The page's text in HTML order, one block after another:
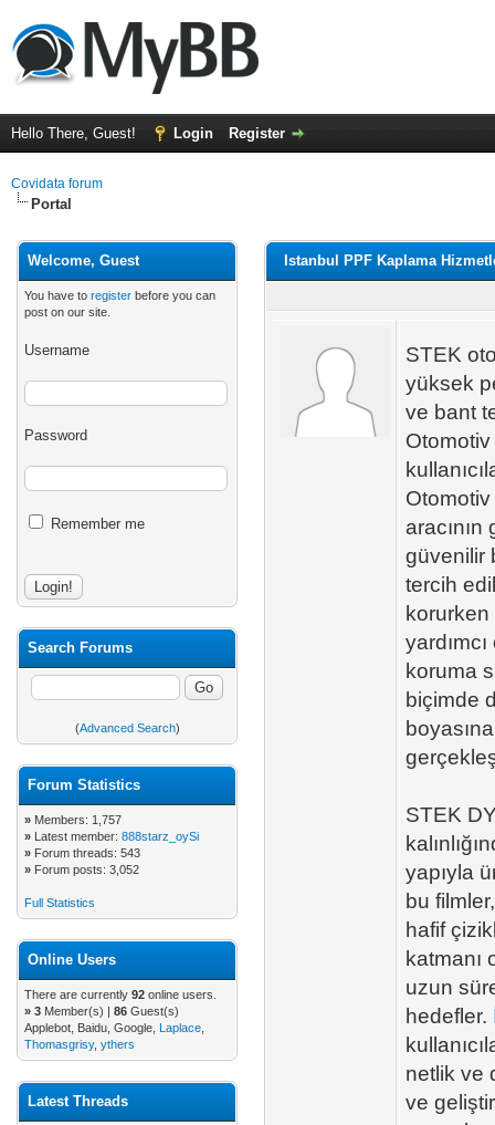
Hello There, Guest! Login Register
Covidata forum
Portal
Welcome, Guest
You have to register before you can
post on our site.
Username
Password
Remember me
Search Forums
(Advanced Search)
Forum Statistics
» Members: 1,757
» Latest member: 888starz_oySi
» Forum threads: 543
» Forum posts: 3,052
Full Statistics
Online Users
There are currently 92 online users.
» 3 Member(s) | 86 Guest(s)
Applebot, Baidu, Google, Laplace
Thomasgrisy, ythers
Latest Threads
Istanbul PPF Kaplama
STEK
yüksek
ve bant
Otomotiv
güvenilir
tercih
koruma
biçimde
STEK
yapıyla
bu
hafif
katmanı
uzun
hedefler.
netlik ve
ve